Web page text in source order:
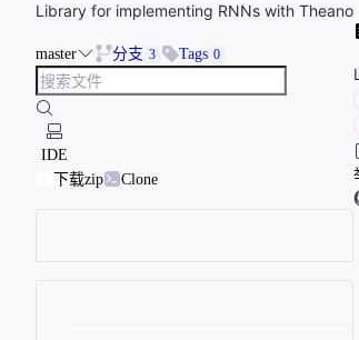
Library for implementing RNNs with Theano
master 分支 3 Tags 0
IDE
下载zip
Clone